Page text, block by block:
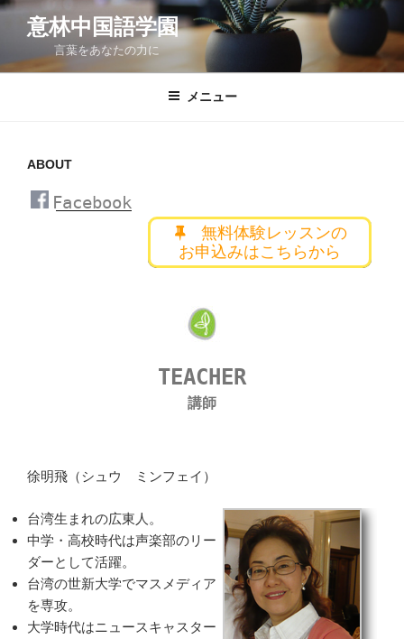
コ
ン
意林中国語学園
言葉をあなたの力に
メニュー
ABOUT
Facebook
無料体験レッスンの
お申込みはこちらから
TEACHER
講師
徐明飛（シュウ ミンフェイ）
台湾生まれの広東人。
中学・高校時代は声楽部のリー
ダーとして活躍。
台湾の世新大学でマスメディア
を専攻。
大学時代はニュースキャスター